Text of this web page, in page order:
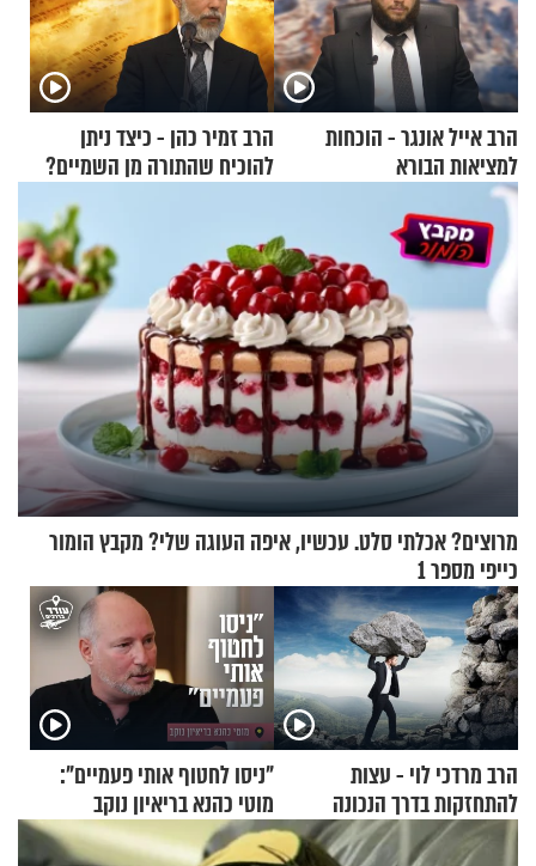
הרב אייל אונגר - הוכחות
למציאות הבורא
הרב זמיר כהן - כיצד ניתן
להוכיח שהתורה מן השמיים?
מרוצים? אכלתי סלט. עכשיו, איפה העוגה שלי? מקבץ הומור
כייפי מספר 1
הרב מרדכי לוי - עצות
להתחזקות בדרך הנכונה
"ניסו לחטוף אותי פעמיים":
מוטי כהנא בריאיון נוקב